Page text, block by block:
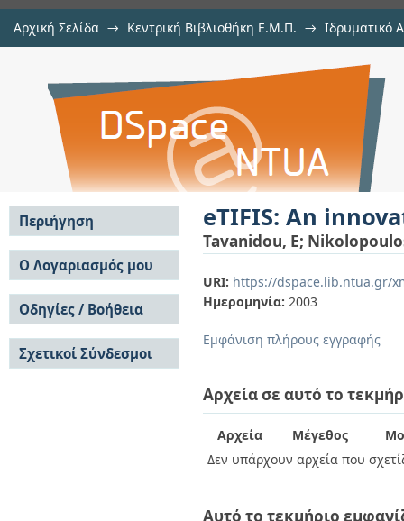
Αρχική Σελίδα → Κεντρική Βιβλιοθήκη Ε.Μ.Π. → Ιδρυματικό
eTIFIS: An innovative e-
eTIFIS: An
Tavanidou, E;
URI: https://dspace.lib.ntua.gr/
Ημερομηνία: 2003
Εμφάνιση πλήρους εγγραφής
Αρχεία σε αυτό το
Αρχεία Μέγεθος
Δεν υπάρχουν αρχεία που
Αυτό το τεκμήριο
Περιήγηση
Σε όλο το DSpace
Κοινότητες & Συλλογές
Ανά Ημερομηνία
Έκδοσης
Συγγραφείς
Τίτλοι
Θέματα
Ο Λογαριασμός μου
Σύνδεση
Εγγραφή
Οδηγίες / Βοήθεια
Οδηγίες Υποβολής
Οδηγίες Χρήσης ΙΑ
Συχνές Ερωτήσεις
Σχετικοί Σύνδεσμοι